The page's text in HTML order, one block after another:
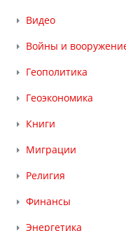
Видео
Войны и
Геополитика
Геоэкономика
Книги
Миграции
Религия
Финансы
Энергетика